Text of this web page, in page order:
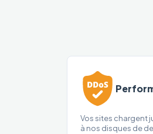
Vos sites chargent
à nos disques de